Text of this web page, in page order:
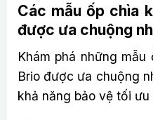
Các mẫu ốp chìa
được ưa chuộng
Khám phá những
Brio được ưa chuộng
khả năng bảo vệ tối